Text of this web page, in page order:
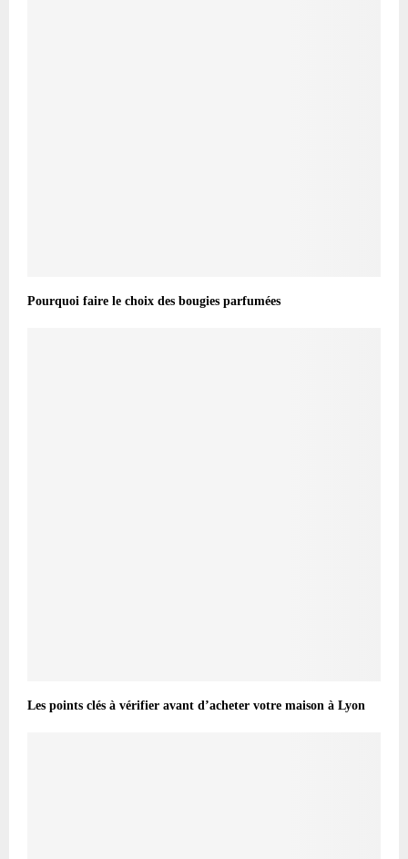
Pourquoi faire le choix des bougies parfumées
Les points clés à vérifier avant d’acheter votre maison à Lyon